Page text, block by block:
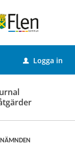
u Logga in